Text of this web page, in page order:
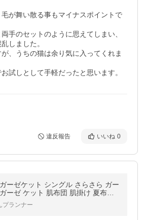
が舞い散る事もマイナスポイントで
手のセットのように思えてしまい、
しました。
、うちの猫は余り気に入ってくれま
試しとして手軽だったと思います。
違反報告 いいね 0
ーゼケット シングル さらさら ガー
ーゼ ケット 肌布団 肌掛け 夏布団
ーズン 571730
プランナー